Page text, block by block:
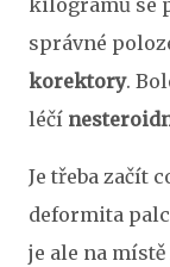
kilogramů se
správné
korektory.
léčí
Je třeba začít
deformita
je ale na